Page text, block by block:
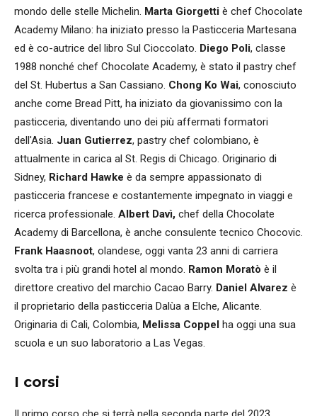
mondo delle stelle Michelin. Marta Giorgetti è chef Chocolate
Academy Milano: ha iniziato presso la Pasticceria Martesana
ed è co-autrice del libro Sul Cioccolato. Diego Poli, classe
1988 nonché chef Chocolate Academy, è stato il pastry chef
del St. Hubertus a San Cassiano. Chong Ko Wai, conosciuto
anche come Bread Pitt, ha iniziato da giovanissimo con la
pasticceria, diventando uno dei più affermati formatori
dell'Asia. Juan Gutierrez, pastry chef colombiano, è
attualmente in carica al St. Regis di Chicago. Originario di
Sidney, Richard Hawke è da sempre appassionato di
pasticceria francese e costantemente impegnato in viaggi e
ricerca professionale. Albert Davì, chef della Chocolate
Academy di Barcellona, è anche consulente tecnico Chocovic.
Frank Haasnoot, olandese, oggi vanta 23 anni di carriera
svolta tra i più grandi hotel al mondo. Ramon Moratò è il
direttore creativo del marchio Cacao Barry. Daniel Alvarez è
il proprietario della pasticceria Dalùa a Elche, Alicante.
Originaria di Cali, Colombia, Melissa Coppel ha oggi una sua
scuola e un suo laboratorio a Las Vegas.
I corsi